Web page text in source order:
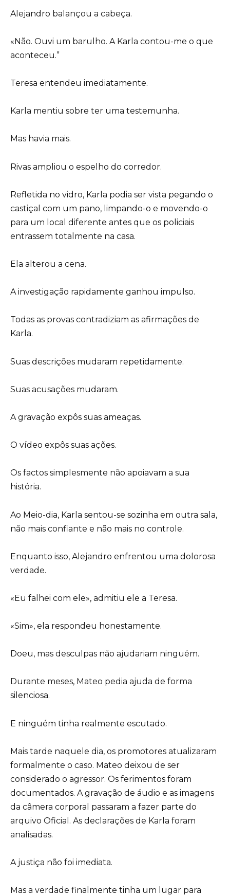
Alejandro balançou a cabeça.
«Não. Ouvi um barulho. A Karla contou-me o que
aconteceu.”
Teresa entendeu imediatamente.
Karla mentiu sobre ter uma testemunha.
Mas havia mais.
Rivas ampliou o espelho do corredor.
Refletida no vidro, Karla podia ser vista pegando o
castiçal com um pano, limpando-o e movendo-o
para um local diferente antes que os policiais
entrassem totalmente na casa.
Ela alterou a cena.
A investigação rapidamente ganhou impulso.
Todas as provas contradiziam as afirmações de
Karla.
Suas descrições mudaram repetidamente.
Suas acusações mudaram.
A gravação expôs suas ameaças.
O vídeo expôs suas ações.
Os factos simplesmente não apoiavam a sua
história.
Ao Meio-dia, Karla sentou-se sozinha em outra sala,
não mais confiante e não mais no controle.
Enquanto isso, Alejandro enfrentou uma dolorosa
verdade.
«Eu falhei com ele», admitiu ele a Teresa.
«Sim», ela respondeu honestamente.
Doeu, mas desculpas não ajudariam ninguém.
Durante meses, Mateo pedia ajuda de forma
silenciosa.
E ninguém tinha realmente escutado.
Mais tarde naquele dia, os promotores atualizaram
formalmente o caso. Mateo deixou de ser
considerado o agressor. Os ferimentos foram
documentados. A gravação de áudio e as imagens
da câmera corporal passaram a fazer parte do
arquivo Oficial. As declarações de Karla foram
analisadas.
A justiça não foi imediata.
Mas a verdade finalmente tinha um lugar para